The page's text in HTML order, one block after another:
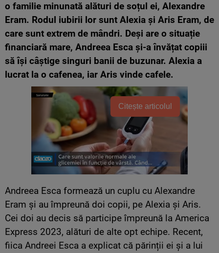
o familie minunată alături de soțul ei, Alexandre
Eram. Rodul iubirii lor sunt Alexia și Aris Eram, de
care sunt extrem de mândri. Deși are o situație
financiară mare, Andreea Esca și-a învățat copiii
să își câștige singuri banii de buzunar. Alexia a
lucrat la o cafenea, iar Aris vinde cafele.
Citește articolul
Andreea Esca formează un cuplu cu Alexandre
Eram și au împreună doi copii, pe Alexia și Aris.
Cei doi au decis să participe împreună la America
Express 2023, alături de alte opt echipe. Recent,
fiica Andreei Esca a explicat că părinții ei și a lui